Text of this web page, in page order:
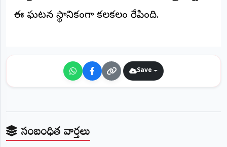
లాగిన్
ప్రతి
-
ప్రజల
పక్షం
ఈ ఘటన స్థానికంగా కలకలం రేపింది.
Save
సంబంధిత వార్తలు